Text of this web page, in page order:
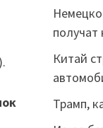
Китай
Трамп,